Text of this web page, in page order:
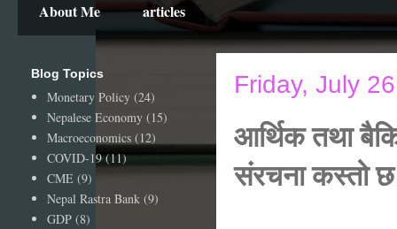
About Me articles
Friday, July
आर्थिक तथा
संरचना कस्तो
Blog Topics
Monetary Policy (24)
Nepalese Economy (15)
Macroeconomics (12)
COVID-19 (11)
CME (9)
Nepal Rastra Bank (9)
GDP (8)